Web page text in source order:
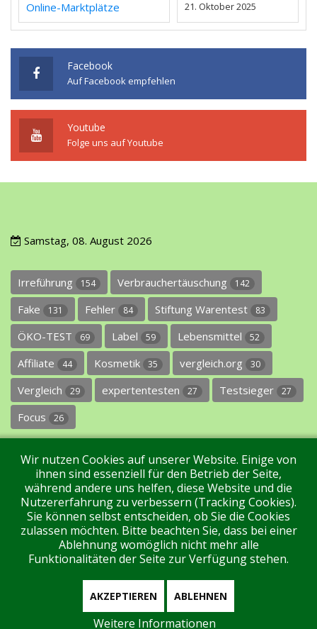
Online-Marktplätze 21. Oktober 2025
Facebook
Auf Facebook empfehlen
Youtube
Folge uns auf Youtube
Samstag, 08. August 2026
Irreführung 154 Verbrauchertäuschung 142
Fake 131 Fehler 84 Stiftung Warentest 83
ÖKO-TEST 69 Label 59 Lebensmittel 52
Affiliate 44 Kosmetik 35 vergleich.org 30
Vergleich 29 expertentesten 27 Testsieger 27
Focus 26
Impressum Datenschutz Über uns Kontakt
Tags Unterstützen Sie uns! Login
Aktuell sind 92 Gäste und keine Mitglieder online
Wir nutzen Cookies auf unserer Website. Einige von
ihnen sind essenziell für den Betrieb der Seite,
während andere uns helfen, diese Website und die
Nutzererfahrung zu verbessern (Tracking Cookies).
Sie können selbst entscheiden, ob Sie die Cookies
zulassen möchten. Bitte beachten Sie, dass bei einer
Ablehnung womöglich nicht mehr alle
Funktionalitäten der Seite zur Verfügung stehen.
AKZEPTIEREN ABLEHNEN
Weitere Informationen